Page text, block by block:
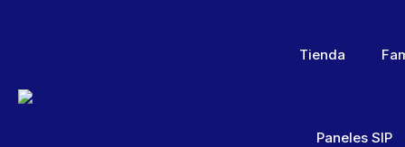
Tienda
Paneles SIP